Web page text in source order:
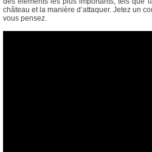
château et la manière d’attaquer. Jetez un
vous pensez.